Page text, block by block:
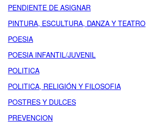
PENDIENTE DE ASIGNAR
PINTURA, ESCULTURA, DANZA Y TEATRO
POESIA
POESIA INFANTIL/JUVENIL
POLITICA
POLITICA, RELIGIÓN Y FILOSOFIA
POSTRES Y DULCES
PREVENCION